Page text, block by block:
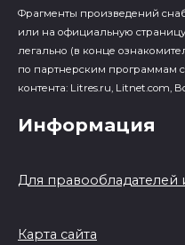
Фрагменты произведений
или на официальную страницу
легально (в конце
по партнерским программам
контента: Litres.ru, Litnet.com,
Информация
Для правообладателей
Карта сайта